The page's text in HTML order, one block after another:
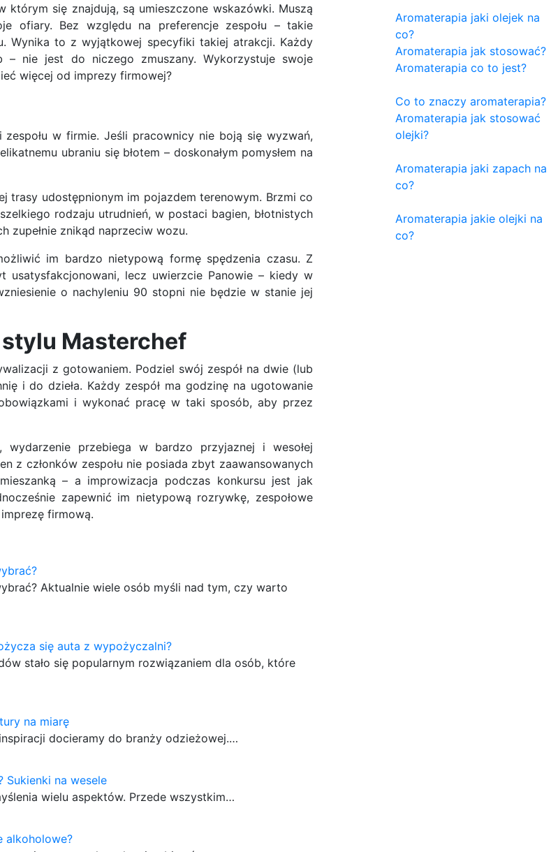
się znajdują, są umieszczone wskazówki. Muszą
ofiary. Bez względu na preferencje zespołu – takie
Wynika to z wyjątkowej specyfiki takiej atrakcji. Każdy
nie jest do niczego zmuszany. Wykorzystuje swoje
więcej od imprezy firmowej?
w firmie. Jeśli pracownicy nie boją się wyzwań,
ubraniu się błotem – doskonałym pomysłem na
trasy udostępnionym im pojazdem terenowym. Brzmi co
rodzaju utrudnień, w postaci bagien, błotnistych
zupełnie znikąd naprzeciw wozu.
im bardzo nietypową formę spędzenia czasu. Z
lecz uwierzcie Panowie – kiedy w
o nachyleniu 90 stopni nie będzie w stanie jej
Masterchef
z gotowaniem. Podziel swój zespół na dwie (lub
i do dzieła. Każdy zespół ma godzinę na ugotowanie
i wykonać pracę w taki sposób, aby przez
przebiega w bardzo przyjaznej i wesołej
z członków zespołu nie posiada zbyt zaawansowanych
– a improwizacja podczas konkursu jest jak
zapewnić im nietypową rozrywkę, zespołowe
firmową.
Aktualnie wiele osób myśli nad tym, czy warto
się auta z wypożyczalni?
stało się popularnym rozwiązaniem dla osób, które
na miarę
docieramy do branży odzieżowej.…
Sukienki na wesele
wielu aspektów. Przede wszystkim…
alkoholowe?
Aromaterapia jaki olejek na
co?
Aromaterapia jak stosować?
Aromaterapia co to jest?
Co to znaczy aromaterapia?
Aromaterapia jak stosować
olejki?
Aromaterapia jaki zapach na
co?
Aromaterapia jakie olejki na
co?